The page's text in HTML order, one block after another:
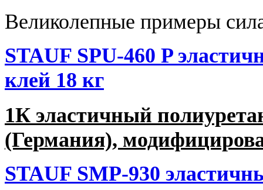
Великолепные примеры
STAUF SPU-460 P
клей 18 кг
1К эластичный
(Германия),
STAUF SMP-930